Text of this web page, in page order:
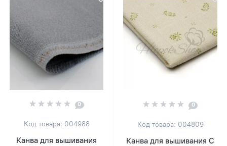
0
Код товара: 004988
Канва для вышивания
0
Код товара: 004809
Канва для вышивания С